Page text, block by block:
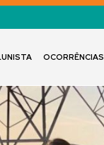
OCORRÊNCIAS